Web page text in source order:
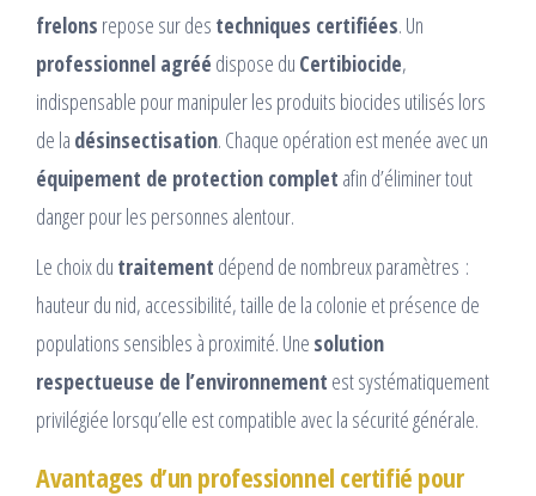
frelons repose sur des techniques certifiées. Un
professionnel agréé dispose du Certibiocide,
indispensable pour manipuler les produits biocides utilisés lors
de la désinsectisation. Chaque opération est menée avec un
équipement de protection complet afin d’éliminer tout
danger pour les personnes alentour.
Le choix du traitement dépend de nombreux paramètres :
hauteur du nid, accessibilité, taille de la colonie et présence de
populations sensibles à proximité. Une solution
respectueuse de l’environnement est systématiquement
privilégiée lorsqu’elle est compatible avec la sécurité générale.
Avantages d’un professionnel certifié pour